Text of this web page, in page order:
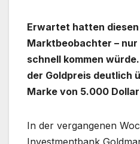
Erwartet hatten
Marktbeobachter –
schnell kommen
der Goldpreis deutlich
Marke von 5.000
In der vergangenen
Investmentbank